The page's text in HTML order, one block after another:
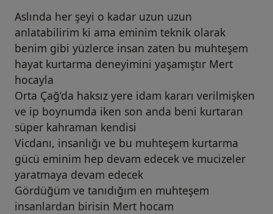
Aslında her şeyi o kadar uzun uzun
anlatabilirim ki ama eminim teknik olarak
benim gibi yüzlerce insan zaten bu muhteşem
hayat kurtarma deneyimini yaşamıştır Mert
hocayla
Orta Çağ’da haksız yere idam kararı verilmişken
ve ip boynumda iken son anda beni kurtaran
süper kahraman kendisi
Vicdanı, insanlığı ve bu muhteşem kurtarma
gücü eminim hep devam edecek ve mucizeler
yaratmaya devam edecek
Gördüğüm ve tanıdığım en muhteşem
insanlardan birisin Mert hocam